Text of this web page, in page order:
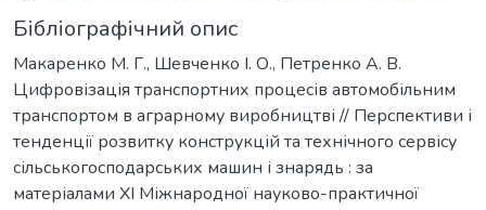
Бібліографічний опис
Макаренко М. Г., Шевченко І. О., Петренко А. В.
Цифровізація транспортних процесів автомобільним
транспортом в аграрному виробництві // Перспективи і
тенденції розвитку конструкцій та технічного сервісу
сільськогосподарських машин і знарядь : за
матеріалами XI Міжнародної науково-практичної